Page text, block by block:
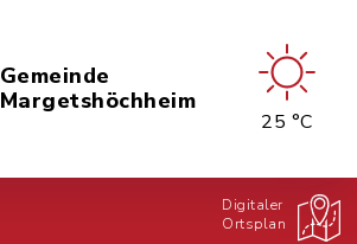
Gemeinde
Margetshöchheim
25 °C
Digitaler
Ortsplan